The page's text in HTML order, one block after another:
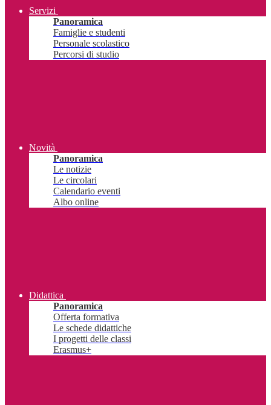
Servizi
Panoramica
Famiglie e studenti
Personale scolastico
Percorsi di studio
Novità
Panoramica
Le notizie
Le circolari
Calendario eventi
Albo online
Didattica
Panoramica
Offerta formativa
Le schede didattiche
I progetti delle classi
Erasmus+